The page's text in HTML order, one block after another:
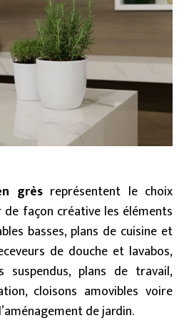
grèsreprésentent le choix
façon créative les éléments
basses, plans de cuisine et
de douche et lavabos,
suspendus, plans de travail,
cloisons amovibles voire
de jardin.